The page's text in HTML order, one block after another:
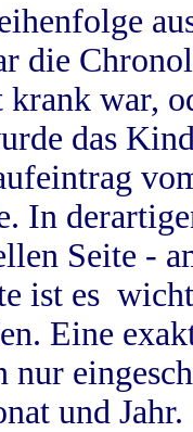
die
krank war,
das
In
Seite -
ist es
Eine
nur
und Jahr.